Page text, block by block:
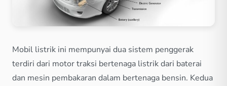
Mobil listrik ini mempunyai dua sistem penggerak
terdiri dari motor traksi bertenaga listrik dari baterai
dan mesin pembakaran dalam bertenaga bensin. Kedua